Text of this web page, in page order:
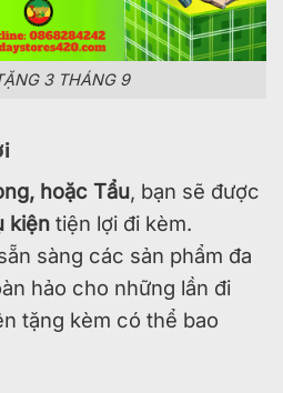
3 THÁNG 9
hoặc Tẩu, bạn sẽ được
kiện tiện lợi đi kèm.
sàng các sản phẩm đa
hảo cho những lần đi
tặng kèm có thể bao